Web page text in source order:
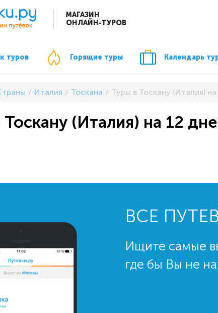
МАГАЗИН
ОНЛАЙН-ТУРОВ
туров Горящие туры Календарь
Италия Тоскана Туры в Тоскану (Италия)
(Италия) на 12
ВСЕ
Ищите самые
где бы Вы не